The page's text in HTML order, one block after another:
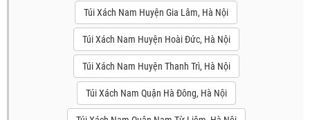
Túi Xách Nam Huyện Gia Lâm, Hà Nội
Túi Xách Nam Huyện Hoài Đức, Hà Nội
Túi Xách Nam Huyện Thanh Trì, Hà Nội
Túi Xách Nam Quận Hà Đông, Hà Nội